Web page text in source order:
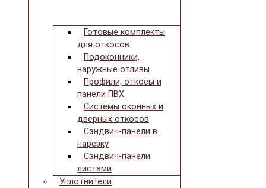
Готовые комплекты
для откосов
Подоконники,
наружные отливы
Профили, откосы и
панели ПВХ
Системы оконных и
дверных откосов
Сэндвич-панели в
нарезку
Сэндвич-панели
листами
Уплотнители